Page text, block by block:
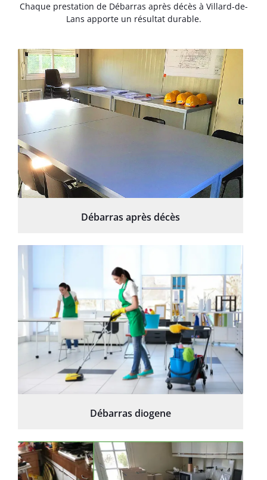
Chaque prestation de Débarras après décès à Villard-de-
Lans apporte un résultat durable.
Débarras après décès
Débarras diogene